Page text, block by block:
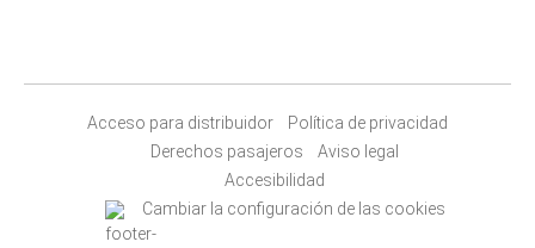
Acceso para distribuidor
Política de privacidad
Derechos pasajeros
Aviso legal
Accesibilidad
Cambiar la configuración de las cookies